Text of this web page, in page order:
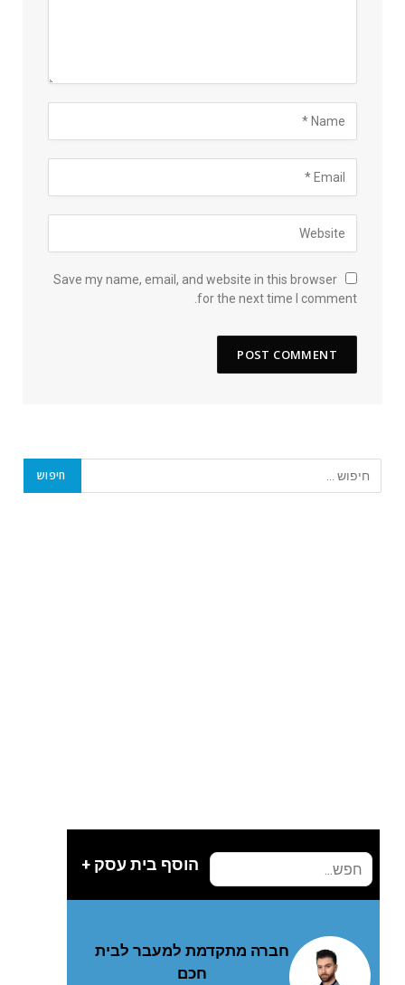
Save my name, email, and website in this browser
for the next time I comment.
הוסף בית עסק +
חברה מתקדמת למעבר לבית
חכם